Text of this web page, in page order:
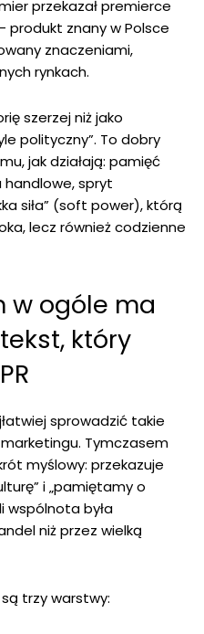
przekazał premierce
produkt znany w Polsce
znaczeniami,
rynkach.
szerzej niż jako
polityczny”. To dobry
jak działają: pamięć
handlowe, spryt
siła” (soft power), którą
lecz również codzienne
w ogóle ma
który
sprowadzić takie
Tymczasem
myślowy: przekazuje
i „pamiętamy o
wspólnota była
niż przez wielką
trzy warstwy: